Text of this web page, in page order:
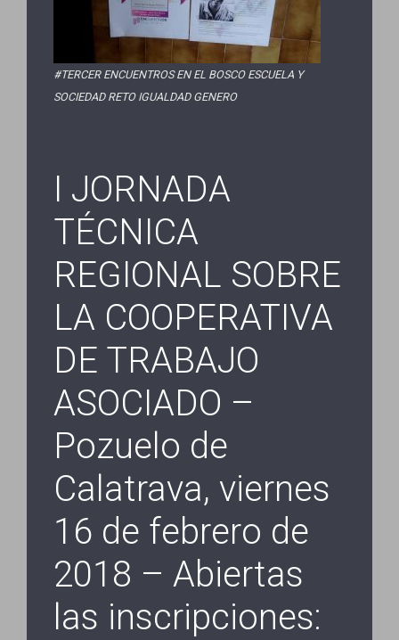
#TERCER ENCUENTROS EN EL BOSCO ESCUELA Y
SOCIEDAD RETO IGUALDAD GENERO
I JORNADA
TÉCNICA
REGIONAL SOBRE
LA COOPERATIVA
DE TRABAJO
ASOCIADO –
Pozuelo de
Calatrava, viernes
16 de febrero de
2018 – Abiertas
las inscripciones: